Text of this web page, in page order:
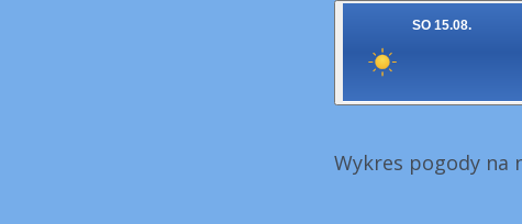
SO 15.08.
Wykres pogody na